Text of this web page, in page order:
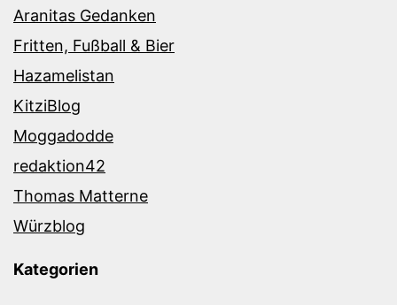
Aranitas Gedanken
Fritten, Fußball & Bier
Hazamelistan
KitziBlog
Moggadodde
redaktion42
Thomas Matterne
Würzblog
Kategorien